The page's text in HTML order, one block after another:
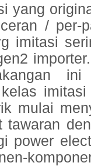
yang
/ per-
imitasi
ini
mulai
tawaran
power